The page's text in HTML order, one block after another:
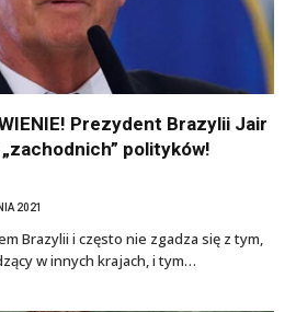
Prezydent Brazylii Jair
polityków!
2021
Brazylii i często nie zgadza się z tym,
w innych krajach, i tym…